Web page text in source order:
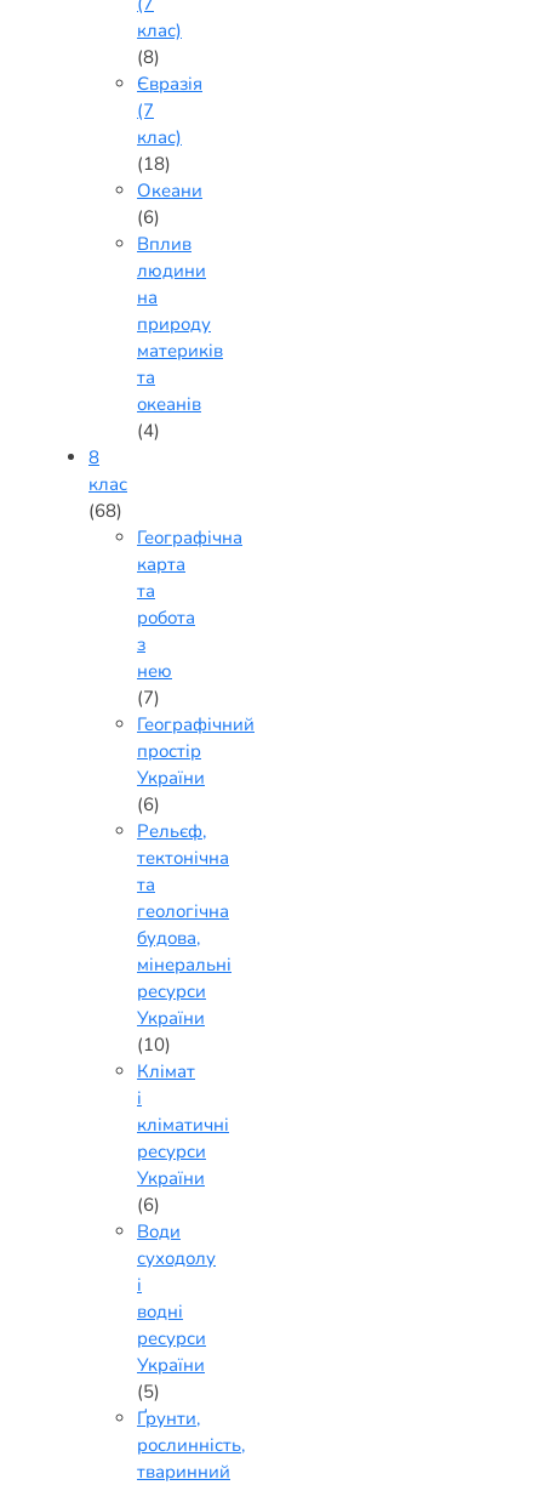
клас)
(8)
Євразія
(7
клас)
(18)
Океани
(6)
Вплив
людини
на
природу
материків
та
океанів
(4)
8
клас
(68)
Географічна
карта
та
робота
з
нею
(7)
Географічний
простір
України
(6)
Рельєф,
тектонічна
та
геологічна
будова,
мінеральні
ресурси
України
(10)
Клімат
і
кліматичні
ресурси
України
(6)
Води
суходолу
і
водні
ресурси
України
(5)
Ґрунти,
рослинність,
тваринний